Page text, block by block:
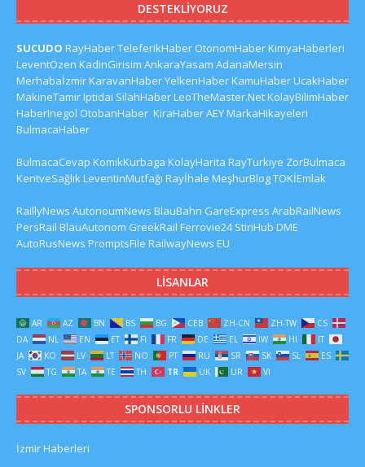
DESTEKLIYORUZ
SUCUDO RayHaberTeleferikHaber OtonomHaberKimyaHaberleri
LeventÖzen KadinGirisim AnkaraYasam AdanaMersin
MerhabaİzmirKaravanHaberYelkenHaberKamuHaberUcakHaber
MakineTamirIptidai SilahHaberLeoTheMaster.NetKolayBilimHaber
HaberInegol OtobanHaber KiraHaberAEYMarkaHikayeleri
BulmacaHaber
BulmacaCevap KomikKurbaga KolayHarita RayTurkiye ZorBulmaca
KentveSağlıkLeventinMutfağı Rayİhale MeşhurBlogTOKİEmlak
RaillyNews AutonoumNews BlauBahn GareExpress ArabRailNews
PersRail BlauAutonom GreekRail Ferrovie24 StiriHub DME
AutoRusNews PromptsFile RailwayNews EU
LISANLAR
AR AZ BN BS BG CEB ZH-CN ZH-TW
CS
DA
NL EN ET FI FR DE EL IW HI
IT
JA
KO LV LT NO PT RU SR SK SL
ES
SV
TG TA TE TH TR UK UR VI
SPONSORLU LINKLER
İzmir Haberleri